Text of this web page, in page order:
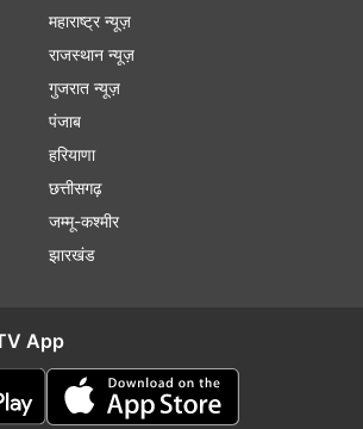
महाराष्ट्र न्यूज़
राजस्थान न्यूज़
गुजरात न्यूज़
पंजाब
हरियाणा
छत्तीसगढ़
जम्मू-कश्मीर
झारखंड
App